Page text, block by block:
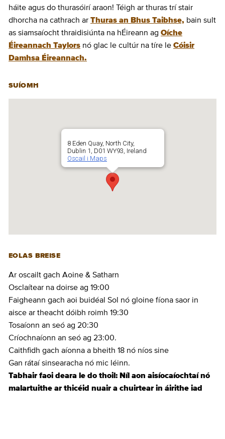
háite agus do thurasóirí araon! Téigh ar thuras trí stair
dhorcha na cathrach ar Thuras an Bhus Taibhse, bain sult
as siamsaíocht thraidisiúnta na hÉireann ag Oíche
Éireannach Taylors nó glac le cultúr na tíre le Cóisir
Damhsa Éireannach.
SUÍOMH
8 Eden Quay, North City,
Dublin 1, D01 WY93, Ireland
Oscail i Maps
EOLAS BREISE
Ar oscailt gach Aoine & Satharn
Osclaítear na doirse ag 19:00
Faigheann gach aoi buidéal Sol nó gloine fíona saor in
aisce ar theacht dóibh roimh 19:30
Tosaíonn an seó ag 20:30
Críochnaíonn an seó ag 23:00.
Caithfidh gach aíonna a bheith 18 nó níos sine
Gan rátaí sinsearacha nó mic léinn.
Tabhair faoi deara le do thoil: Níl aon aisíocaíochtaí nó
malartuithe ar thicéid nuair a chuirtear in áirithe iad